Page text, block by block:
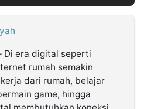
Di era digital seperti
rumah semakin
dari rumah, belajar
game, hingga